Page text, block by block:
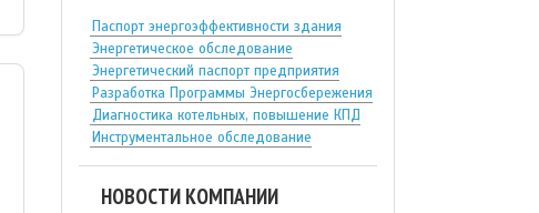
Паспорт энергоэффективности здания
Энергетическое обследование
Энергетический паспорт предприятия
Разработка Программы Энергосбережения
Диагностика котельных, повышение КПД
Инструментальное обследование
НОВОСТИ КОМПАНИИ